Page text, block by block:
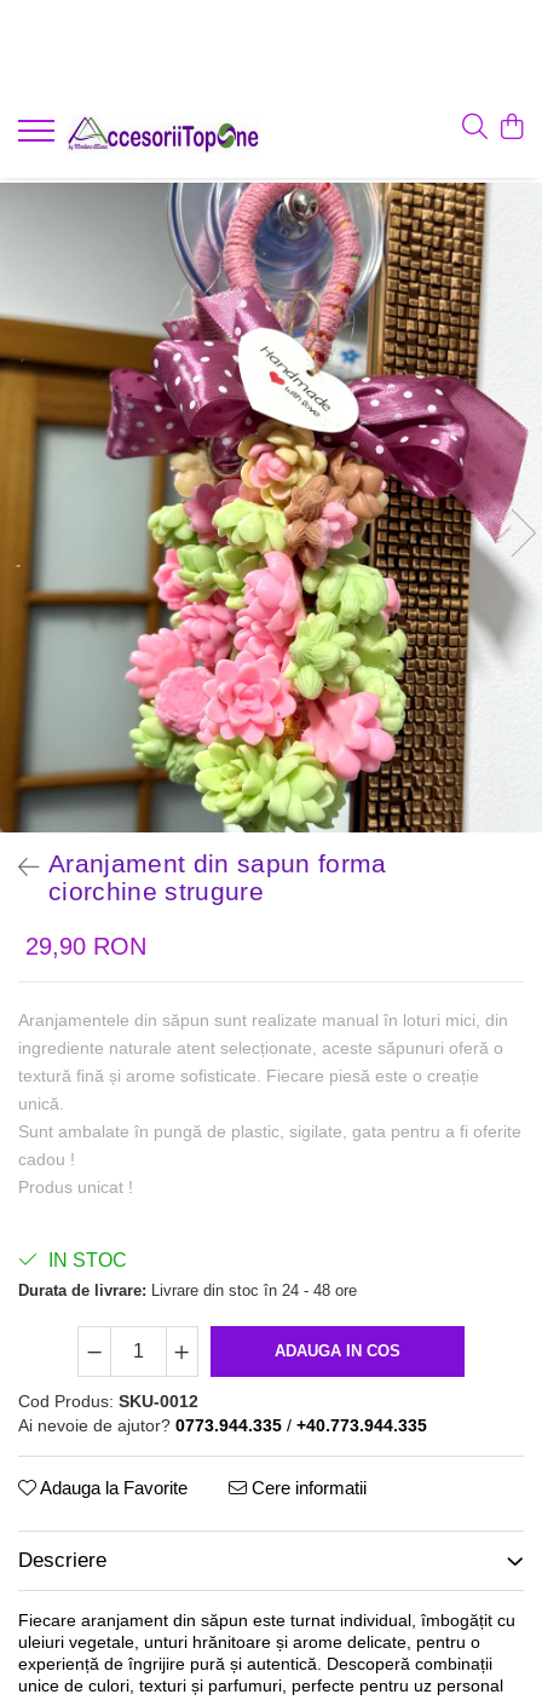
Aranjament din sapun forma
ciorchine strugure
29,90 RON
Aranjamentele din săpun sunt realizate manual în loturi mici, din
ingrediente naturale atent selecționate, aceste săpunuri oferă o
textură fină și arome sofisticate. Fiecare piesă este o creație
unică.
Sunt ambalate în pungă de plastic, sigilate, gata pentru a fi oferite
cadou !
Produs unicat !
IN STOC
Durata de livrare: Livrare din stoc în 24 - 48 ore
ADAUGA IN COS
Cod Produs: SKU-0012
Ai nevoie de ajutor? 0773.944.335 / +40.773.944.335
Adauga la Favorite Cere informatii
Descriere
Fiecare aranjament din săpun este turnat individual, îmbogățit cu
uleiuri vegetale, unturi hrănitoare și arome delicate, pentru o
experiență de îngrijire pură și autentică. Descoperă combinații
unice de culori, texturi și parfumuri, perfecte pentru uz personal